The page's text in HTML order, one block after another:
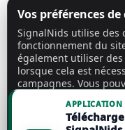
Vos préférences
SignalNids utilise des
fonctionnement du
également utiliser des
lorsque cela est
campagnes. Vous